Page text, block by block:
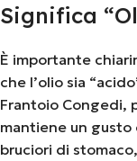
Significa
È importante
che l’olio sia
Frantoio Congedi,
mantiene un gusto
bruciori di